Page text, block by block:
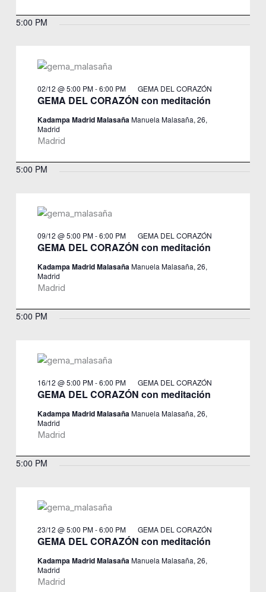
5:00 PM
GEMA DEL CORAZÓN con meditación
02/12 @ 5:00 PM-6:00 PM GEMA DEL CORAZÓN
Kadampa Madrid MalasañaManuela Malasaña, 26,
Madrid
Madrid
5:00 PM
GEMA DEL CORAZÓN con meditación
09/12 @ 5:00 PM-6:00 PM GEMA DEL CORAZÓN
Kadampa Madrid MalasañaManuela Malasaña, 26,
Madrid
Madrid
5:00 PM
GEMA DEL CORAZÓN con meditación
16/12 @ 5:00 PM-6:00 PM GEMA DEL CORAZÓN
Kadampa Madrid MalasañaManuela Malasaña, 26,
Madrid
Madrid
5:00 PM
GEMA DEL CORAZÓN con meditación
23/12 @ 5:00 PM-6:00 PM GEMA DEL CORAZÓN
Kadampa Madrid MalasañaManuela Malasaña, 26,
Madrid
Madrid